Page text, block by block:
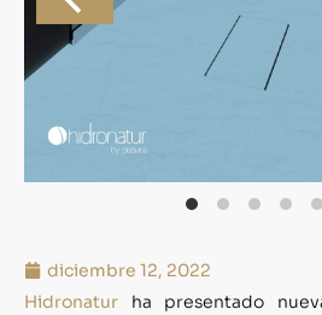
diciembre 12, 2022
Hidronatur ha presentado